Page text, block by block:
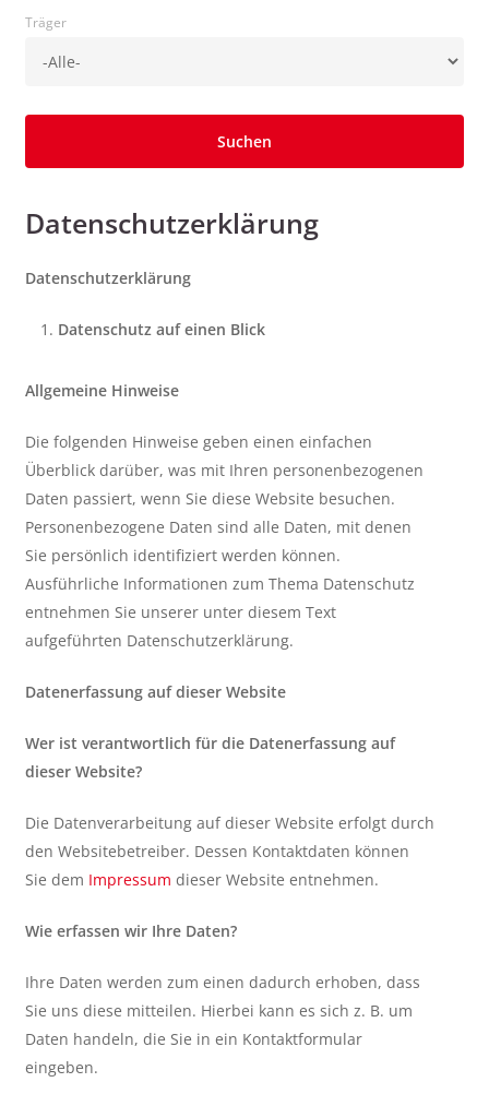
Träger
Datenschutzerklärung
Datenschutzerklärung
Datenschutz auf einen Blick
Allgemeine Hinweise
Die folgenden Hinweise geben einen einfachen
Überblick darüber, was mit Ihren personenbezogenen
Daten passiert, wenn Sie diese Website besuchen.
Personenbezogene Daten sind alle Daten, mit denen
Sie persönlich identifiziert werden können.
Ausführliche Informationen zum Thema Datenschutz
entnehmen Sie unserer unter diesem Text
aufgeführten Datenschutzerklärung.
Datenerfassung auf dieser Website
Wer ist verantwortlich für die Datenerfassung auf
dieser Website?
Die Datenverarbeitung auf dieser Website erfolgt durch
den Websitebetreiber. Dessen Kontaktdaten können
Sie dem Impressum dieser Website entnehmen.
Wie erfassen wir Ihre Daten?
Ihre Daten werden zum einen dadurch erhoben, dass
Sie uns diese mitteilen. Hierbei kann es sich z. B. um
Daten handeln, die Sie in ein Kontaktformular
eingeben.